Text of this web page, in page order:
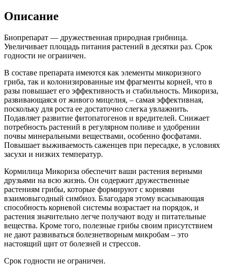
Описание
Биопрепарат — дружественная природная грибница.
Увеличивает площадь питания растений в десятки раз. Срок
годности не ограничен.
В составе препарата имеются как элементы микоризного
гриба, так и колонизированные им фрагменты корней, что в
разы повышает его эффективность и стабильность. Микориза,
развивающаяся от живого мицелия, – самая эффективная,
поскольку для роста ее достаточно слегка увлажнить.
Подавляет развитие фитопатогенов и вредителей. Снижает
потребность растений в регулярном поливе и удобрении
почвы минеральными веществами, особенно фосфатами.
Повышает выживаемость саженцев при пересадке, в условиях
засухи и низких температур.
Кормилица Микориза обеспечит ваши растения верными
друзьями на всю жизнь. Он содержит дружественные
растениям грибы, которые формируют с корнями
взаимовыгодный симбиоз. Благодаря этому всасывающая
способность корневой системы возрастает на порядок, и
растения значительно легче получают воду и питательные
вещества. Кроме того, полезные грибы своим присутствием
не дают развиваться болезнетворным микробам – это
настоящий щит от болезней и стрессов.
Срок годности не ограничен.